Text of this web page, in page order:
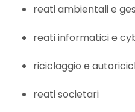
reati ambientali e
reati informatici e
riciclaggio e
reati societari